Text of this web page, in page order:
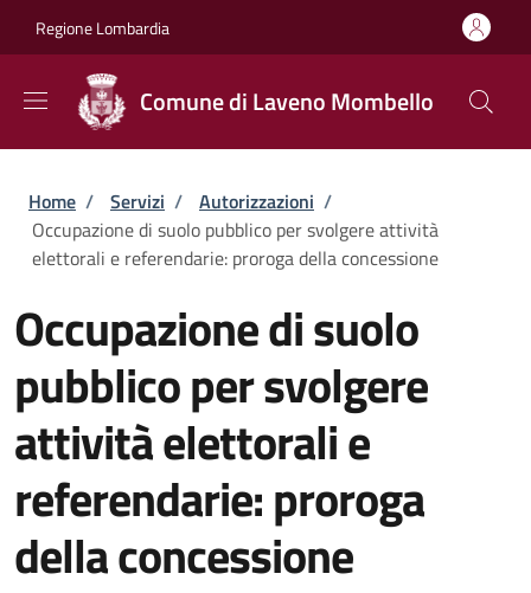
Regione Lombardia
Comune di Laveno Mombello
Briciole di pane
Home / Servizi / Autorizzazioni /
Occupazione di suolo pubblico per svolgere attività
elettorali e referendarie: proroga della concessione
Occupazione di suolo
pubblico per svolgere
attività elettorali e
referendarie: proroga
della concessione